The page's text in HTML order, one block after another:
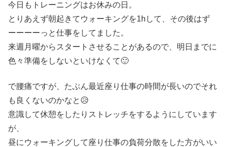
今日もトレーニングはお休みの日。
とりあえず朝起きてウォーキングを1hして、その後はず
ーーーーっと仕事をしてました。
来週月曜からスタートさせることがあるので、明日までに
色々準備をしないといけなくて🙂
で腰痛ですが、たぶん最近座り仕事の時間が長いのでそれ
も良くないのかなと😥
意識して休憩をしたりストレッチをするようにしています
が、
昼にウォーキングして座り仕事の負荷分散をした方がいい